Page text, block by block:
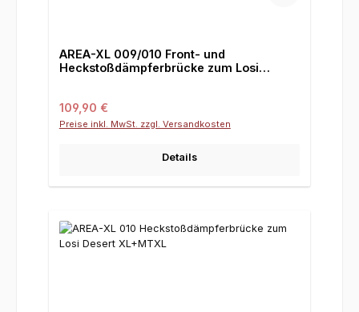
AREA-XL 009/010 Front- und
Heckstoßdämpferbrücke zum Losi
Regulärer Preis:
109,90 €
Preise inkl. MwSt. zzgl. Versandkosten
Details